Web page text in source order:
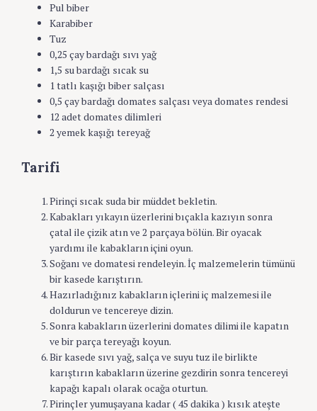
Pul biber
Karabiber
Tuz
0,25 çay bardağı sıvı yağ
1,5 su bardağı sıcak su
1 tatlı kaşığı biber salçası
0,5 çay bardağı domates salçası veya domates rendesi
12 adet domates dilimleri
2 yemek kaşığı tereyağ
Tarifi
Pirinçi sıcak suda bir müddet bekletin.
Kabakları yıkayın üzerlerini bıçakla kazıyın sonra
çatal ile çizik atın ve 2 parçaya bölün. Bir oyacak
yardımı ile kabakların içini oyun.
Soğanı ve domatesi rendeleyin. İç malzemelerin tümünü
bir kasede karıştırın.
Hazırladığınız kabakların içlerini iç malzemesi ile
doldurun ve tencereye dizin.
Sonra kabakların üzerlerini domates dilimi ile kapatın
ve bir parça tereyağı koyun.
Bir kasede sıvı yağ, salça ve suyu tuz ile birlikte
karıştırın kabakların üzerine gezdirin sonra tencereyi
kapağı kapalı olarak ocağa oturtun.
Pirinçler yumuşayana kadar ( 45 dakika ) kısık ateşte